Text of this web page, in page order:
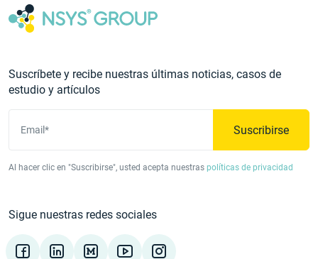
Suscríbete y recibe nuestras últimas noticias, casos de
estudio y artículos
Email* Suscribirse
Al hacer clic en "Suscribirse", usted acepta nuestras políticas de privacidad
Sigue nuestras redes sociales